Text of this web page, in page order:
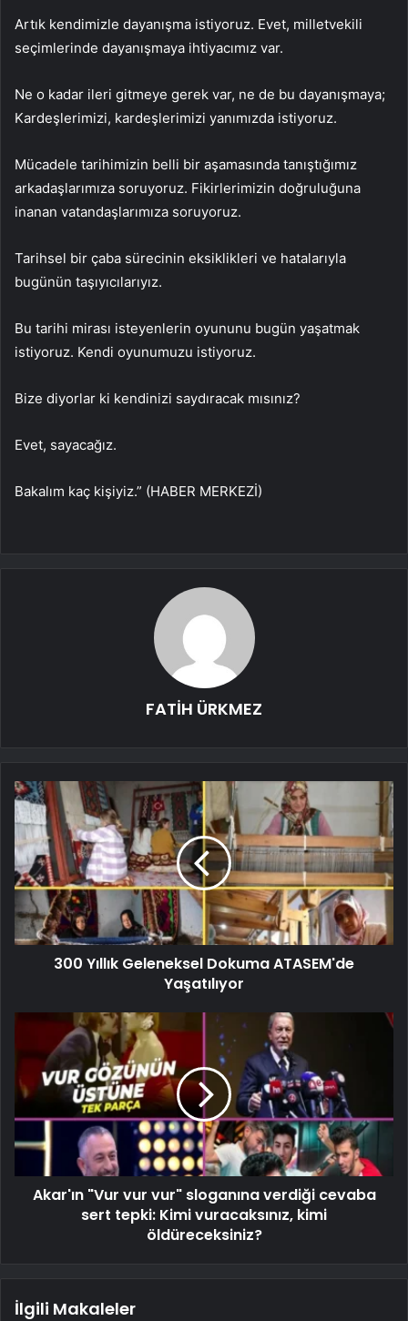
Artık kendimizle dayanışma istiyoruz. Evet, milletvekili
seçimlerinde dayanışmaya ihtiyacımız var.
Ne o kadar ileri gitmeye gerek var, ne de bu dayanışmaya;
Kardeşlerimizi, kardeşlerimizi yanımızda istiyoruz.
Mücadele tarihimizin belli bir aşamasında tanıştığımız
arkadaşlarımıza soruyoruz. Fikirlerimizin doğruluğuna
inanan vatandaşlarımıza soruyoruz.
Tarihsel bir çaba sürecinin eksiklikleri ve hatalarıyla
bugünün taşıyıcılarıyız.
Bu tarihi mirası isteyenlerin oyununu bugün yaşatmak
istiyoruz. Kendi oyunumuzu istiyoruz.
Bize diyorlar ki kendinizi saydıracak mısınız?
Evet, sayacağız.
Bakalım kaç kişiyiz.” (HABER MERKEZİ)
FATİH ÜRKMEZ
300 Yıllık Geleneksel Dokuma ATASEM'de
Yaşatılıyor
Akar'ın "Vur vur vur" sloganına verdiği cevaba
sert tepki: Kimi vuracaksınız, kimi
öldüreceksiniz?
İlgili Makaleler